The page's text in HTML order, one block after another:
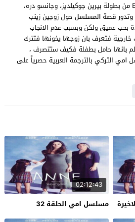
Anne حلقة 21 كاملة EP21 من بطولة بيرين جوكيلديز، وجانسو دره،
وتدور قصة المسلسل حول زوجين زينب
بحب عميق ولكن وبسبب عدم الانجاب
فتعرف بان زوجها يخونها فتترك
بانها حامل بطفلة فكيف ستتصرف ،
من مسلسل امي التركي بالترجمة العربية حصرياً على
02:12:43
مسلسل امي الحلقة 32